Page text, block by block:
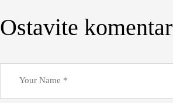
Ostavite komentar